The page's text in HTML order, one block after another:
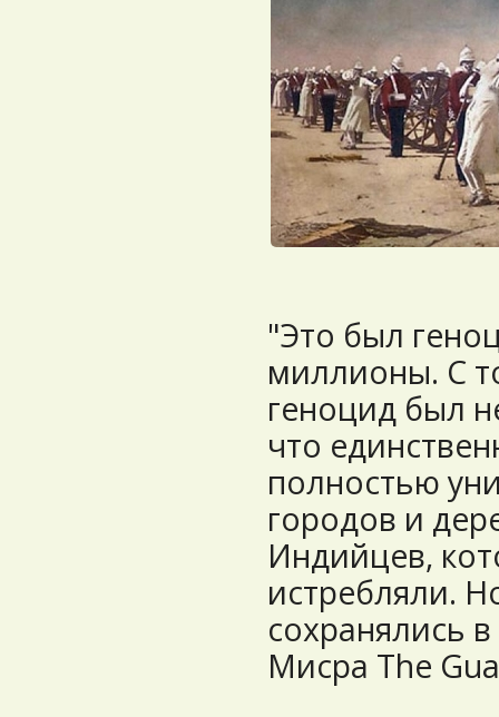
"Это был
миллионы. С
геноцид был
что
полностью
городов и
Индийцев,
истребляли.
сохранялись в
Мисра The